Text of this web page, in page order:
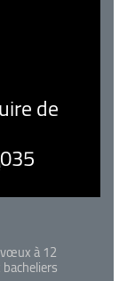
de
à 12